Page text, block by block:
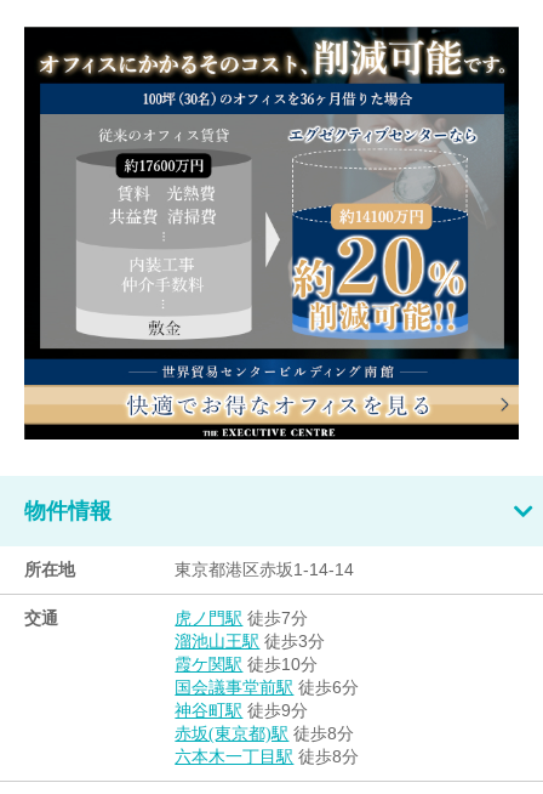
物件情報
所在地 東京都港区赤坂1-14-14
交通 虎ノ門駅 徒歩7分
溜池山王駅 徒歩3分
霞ケ関駅 徒歩10分
国会議事堂前駅 徒歩6分
神谷町駅 徒歩9分
赤坂(東京都)駅 徒歩8分
六本木一丁目駅 徒歩8分